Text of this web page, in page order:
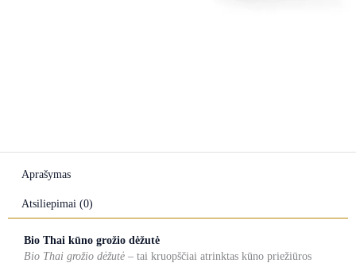
Aprašymas
Atsiliepimai (0)
Bio Thai kūno grožio dėžutė
Bio Thai grožio dėžutė – tai kruopščiai atrinktas kūno priežiūros